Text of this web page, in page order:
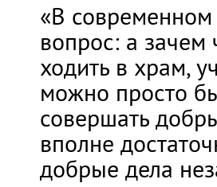
«В
вопрос: а зачем
ходить в храм,
можно просто
совершать
вполне
добрые дела